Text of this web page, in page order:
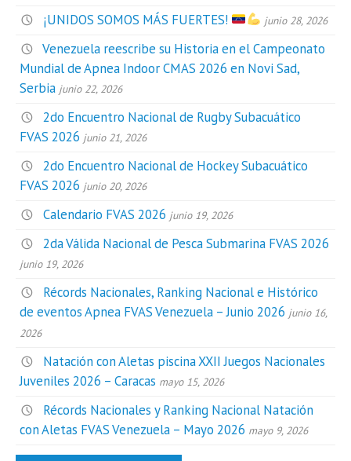
¡UNIDOS SOMOS MÁS FUERTES! junio 28, 2026
Venezuela reescribe su Historia en el Campeonato
Mundial de Apnea Indoor CMAS 2026 en Novi Sad,
Serbia junio 22, 2026
2do Encuentro Nacional de Rugby Subacuático
FVAS 2026 junio 21, 2026
2do Encuentro Nacional de Hockey Subacuático
FVAS 2026 junio 20, 2026
Calendario FVAS 2026 junio 19, 2026
2da Válida Nacional de Pesca Submarina FVAS 2026
junio 19, 2026
Récords Nacionales, Ranking Nacional e Histórico
de eventos Apnea FVAS Venezuela – Junio 2026 junio 16,
2026
Natación con Aletas piscina XXII Juegos Nacionales
Juveniles 2026 – Caracas mayo 15, 2026
Récords Nacionales y Ranking Nacional Natación
con Aletas FVAS Venezuela – Mayo 2026 mayo 9, 2026